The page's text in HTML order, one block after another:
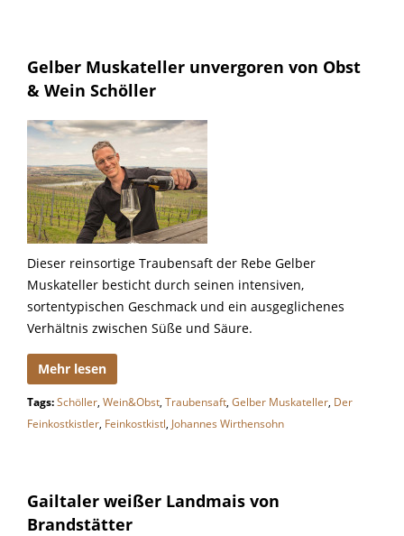
Gelber Muskateller unvergoren von Obst
& Wein Schöller
Dieser reinsortige Traubensaft der Rebe Gelber
Muskateller besticht durch seinen intensiven,
sortentypischen Geschmack und ein ausgeglichenes
Verhältnis zwischen Süße und Säure.
Mehr lesen
Tags:Schöller, Wein&Obst, Traubensaft, Gelber Muskateller, Der
Feinkostkistler, Feinkostkistl, Johannes Wirthensohn
Gailtaler weißer Landmais von
Brandstätter